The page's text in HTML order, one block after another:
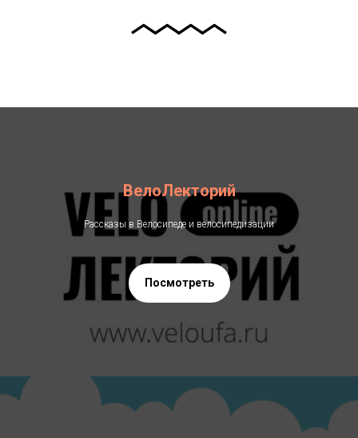
ВелоЛекторий
Рассказы в Велосипеде и велосипедизации
Посмотреть